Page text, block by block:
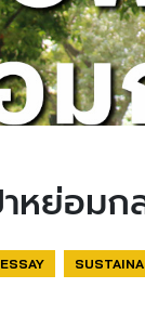
หย่อมก